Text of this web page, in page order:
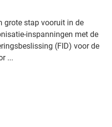
grote stap vooruit in de
inspanningen met de
(FID) voor de
...